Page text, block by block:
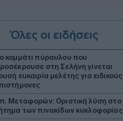
Όλες οι ειδήσεις
κομμάτι πύραυλου που
στη Σελήνη γίνεται
ευκαιρία μελέτης για ειδικούς
Μεταφορών: Οριστική λύση στο
των πινακίδων κυκλοφορίας